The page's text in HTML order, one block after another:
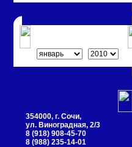
354000, г. Сочи,
ул. Виноградная, 2/3
8 (918) 908-45-70
8 (988) 235-14-01